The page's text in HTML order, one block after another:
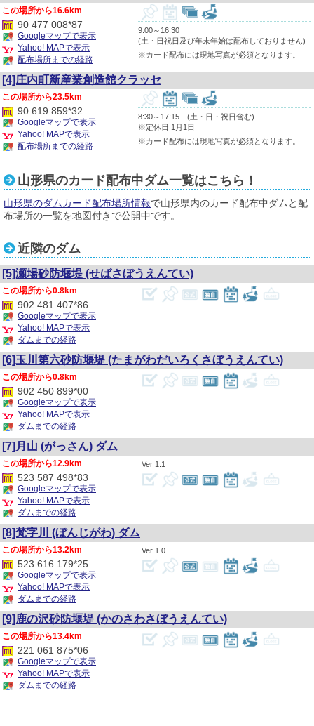
9:00～16:30
(土・日祝日及び年末年始は配布しておりません)
※カード配布には現地写真が必須となります。
16.6km
90 477 008*87
Googleマップで表示
Yahoo! MAPで表示
配布場所までの経路
[4]庄内町新産業創造館クラッセ
8:30～17:15 (土・日・祝日含む)
※定休日 1月1日
※カード配布には現地写真が必須となります。
23.5km
90 619 859*32
Googleマップで表示
Yahoo! MAPで表示
配布場所までの経路
山形県のカード配布中ダム一覧はこちら！
山形県のダムカード配布場所情報で山形県内のカード配布中ダムと配
布場所の一覧を地図付きで公開中です。
近隣のダム
[5]瀬場砂防堰堤 (せばさぼうえんてい)
0.8km
902 481 407*86
Googleマップで表示
Yahoo! MAPで表示
ダムまでの経路
[6]玉川第六砂防堰堤 (たまがわだいろくさぼうえんてい)
0.8km
902 450 899*00
Googleマップで表示
Yahoo! MAPで表示
ダムまでの経路
[7]月山 (がっさん) ダム
1.1
12.9km
523 587 498*83
Googleマップで表示
Yahoo! MAPで表示
ダムまでの経路
[8]梵字川 (ぼんじがわ) ダム
1.0
13.2km
523 616 179*25
Googleマップで表示
Yahoo! MAPで表示
ダムまでの経路
[9]鹿の沢砂防堰堤 (かのさわさぼうえんてい)
13.4km
221 061 875*06
Googleマップで表示
Yahoo! MAPで表示
ダムまでの経路